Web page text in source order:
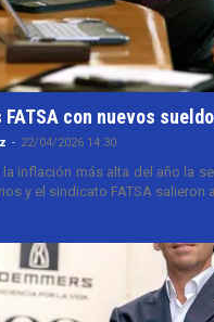
con nuevos
- 22/04/2026 14:30
la inflación más alta del año la
y el sindicato FATSA salieron a